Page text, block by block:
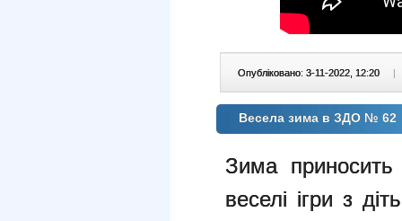
Опубліковано: 3-11-2022, 12:20 |
Весела зима в ЗДО № 62
Зима
веселі ігри з